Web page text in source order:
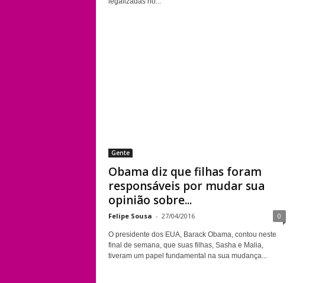
Gente
Obama diz que filhas foram
responsáveis por mudar sua
opinião sobre...
Felipe Sousa - 27/04/2016 0
O presidente dos EUA, Barack Obama, contou neste
final de semana, que suas filhas, Sasha e Malia,
tiveram um papel fundamental na sua mudança...